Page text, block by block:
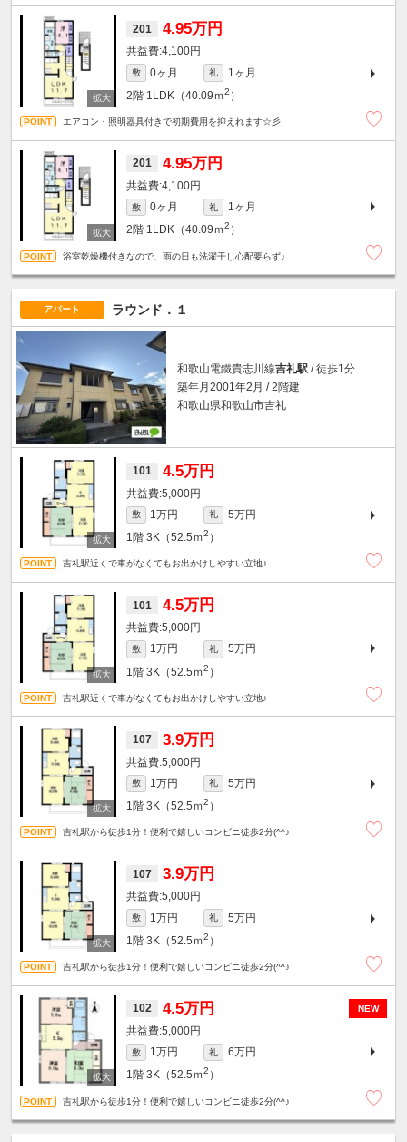
201 4.95万円
4,100円
敷 0ヶ月 礼
1ヶ月
2階 1LDK（40.09ｍ2 ）
エアコン・照明器具付きで初期費用を抑えれます☆彡
201 4.95万円
4,100円
敷 0ヶ月 礼
1ヶ月
2階 1LDK（40.09ｍ2 ）
浴室乾燥機付きなので、雨の日も洗濯干し心配要らず♪
アパート ラウンド．１
和歌山電鐵貴志川線吉礼駅 / 徒歩1分
築年月2001年2月 / 2階建
和歌山県和歌山市吉礼
101 4.5万円
5,000円
敷 1万円 礼
5万円
1階 3K（52.5ｍ2 ）
吉礼駅近くで車がなくてもお出かけしやすい立地♪
101 4.5万円
5,000円
敷 1万円 礼
5万円
1階 3K（52.5ｍ2 ）
吉礼駅近くで車がなくてもお出かけしやすい立地♪
107 3.9万円
5,000円
敷 1万円 礼
5万円
1階 3K（52.5ｍ2 ）
吉礼駅から徒歩1分！便利で嬉しいコンビニ徒歩2分(^^♪
107 3.9万円
5,000円
敷 1万円 礼
5万円
1階 3K（52.5ｍ2 ）
吉礼駅から徒歩1分！便利で嬉しいコンビニ徒歩2分(^^♪
NEW
102 4.5万円
5,000円
敷 1万円 礼
6万円
1階 3K（52.5ｍ2 ）
吉礼駅から徒歩1分！便利で嬉しいコンビニ徒歩2分(^^♪